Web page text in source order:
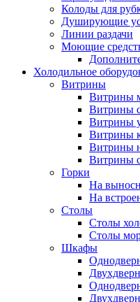
Колоды для
Душирующие
Линии раздачи
Моющие
Холодильное
Витрины
Витрины
Витрины
Витрины
Витрины
Витрины
Витрины
Горки
На
На
Столы
Столы
Столы
Шкафы